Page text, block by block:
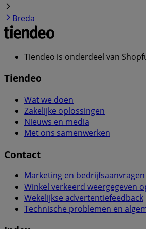
Breda
Tiendeo is onderdeel van
Tiendeo
Wat we doen
Zakelijke oplossingen
Nieuws en media
Met ons samenwerken
Contact
Marketing en bedrijfsaanvragen
Winkel verkeerd weergegeven
Wekelijkse advertentiefeedback
Technische problemen en